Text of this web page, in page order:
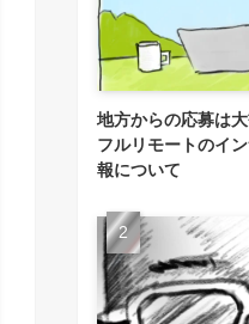
地方からの応募は
フルリモートのイ
報について